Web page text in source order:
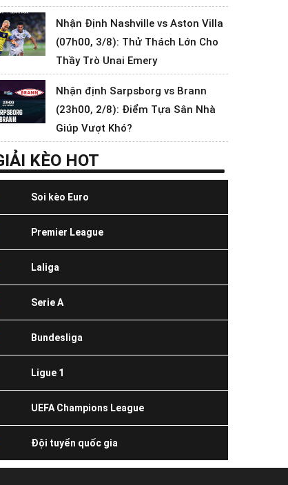
Nhận Định Nashville vs Aston Villa
(07h00, 3/8): Thử Thách Lớn Cho
Thầy Trò Unai Emery
Nhận định Sarpsborg vs Brann
(23h00, 2/8): Điểm Tựa Sân Nhà
Giúp Vượt Khó?
KÈO HOT
Soi kèo Euro
Premier League
Laliga
Serie A
Bundesliga
Ligue 1
UEFA Champions League
Đội tuyển quốc gia